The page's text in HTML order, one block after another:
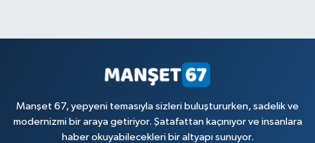
Manşet 67, yepyeni temasıyla sizleri buluştururken, sadelik ve
modernizmi bir araya getiriyor. Şatafattan kaçınıyor ve insanlara
haber okuyabilecekleri bir altyapı sunuyor.